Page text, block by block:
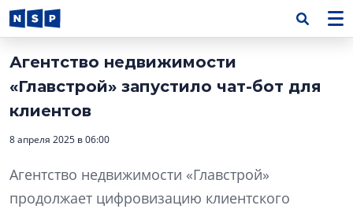
Агентство недвижимости
«Главстрой» запустило чат-бот для
клиентов
8 апреля 2025 в 06:00
Агентство недвижимости «Главстрой»
продолжает цифровизацию клиентского